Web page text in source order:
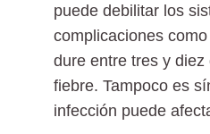
puede debilitar los
complicaciones como
dure entre tres y
fiebre. Tampoco es
infección puede